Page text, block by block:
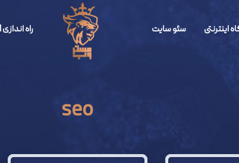
اینترنتی سئو سایت راه اندازی CRM
seo